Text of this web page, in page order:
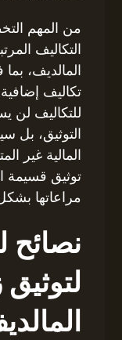
من المهم
التكاليف
المالديف،
تكاليف
للتكاليف لن
التوثيق، بل
المالية غير
توثيق قسيمة
مراعاتها
نصائح